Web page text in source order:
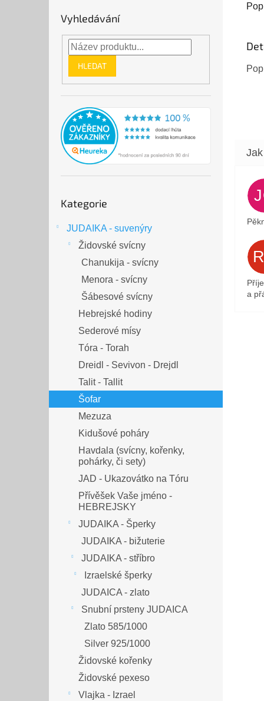
Vyhledávání
HLEDAT
kategorie
Kategorie
JUDAIKA - suvenýry
Židovské svícny
Chanukija - svícny
Menora - svícny
Šábesové svícny
Hebrejské hodiny
Sederové mísy
Tóra - Torah
Dreidl - Sevivon - Drejdl
Talit - Tallit
Šofar
Mezuza
Kidušové poháry
Havdala (svícny, kořenky,
pohárky, či sety)
JAD - Ukazovátko na Tóru
Přívěšek Vaše jméno -
HEBREJSKY
JUDAIKA - Šperky
JUDAIKA - bižuterie
JUDAIKA - stříbro
Izraelské šperky
JUDAICA - zlato
Snubní prsteny JUDAICA
Zlato 585/1000
Silver 925/1000
Židovské kořenky
Židovské pexeso
Vlajka - Izrael
a